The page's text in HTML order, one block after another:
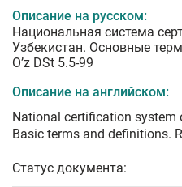
Описание на русском:
Национальная система
Узбекистан. Основные
O’z DSt 5.5-99
Описание на английском:
National certification system
Basic terms and definitions.
Статус документа: